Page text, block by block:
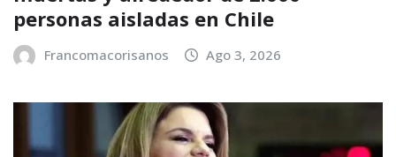
personas aisladas en Chile
Francomacorisanos Ago 3, 2026